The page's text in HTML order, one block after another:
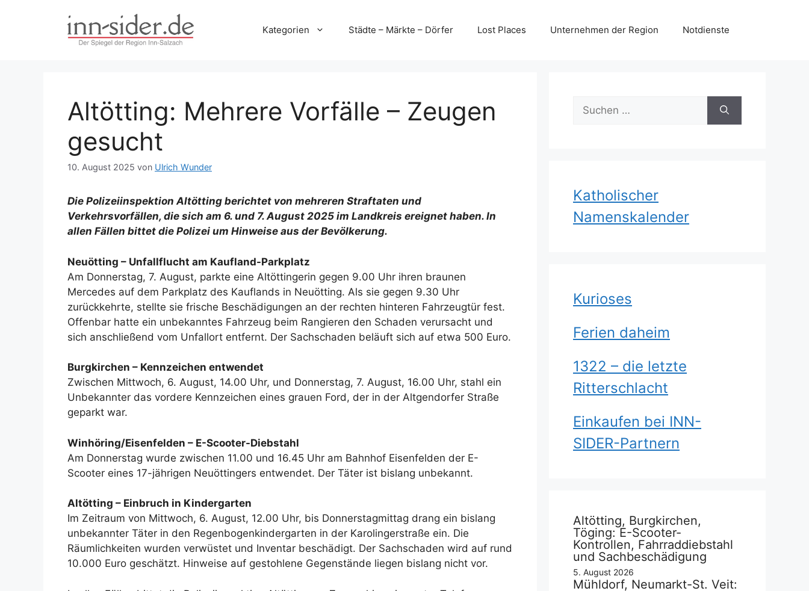
Kategorien Städte – Märkte – Dörfer Lost Places Unternehmen der Region Notdienste
Altötting: Mehrere Vorfälle – Zeugen
gesucht
10. August 2025 von Ulrich Wunder
Die Polizeiinspektion Altötting berichtet von mehreren Straftaten und
Verkehrsvorfällen, die sich am 6. und 7. August 2025 im Landkreis ereignet haben. In
allen Fällen bittet die Polizei um Hinweise aus der Bevölkerung.
Neuötting – Unfallflucht am Kaufland-Parkplatz
Am Donnerstag, 7. August, parkte eine Altöttingerin gegen 9.00 Uhr ihren braunen
Mercedes auf dem Parkplatz des Kauflands in Neuötting. Als sie gegen 9.30 Uhr
zurückkehrte, stellte sie frische Beschädigungen an der rechten hinteren Fahrzeugtür fest.
Offenbar hatte ein unbekanntes Fahrzeug beim Rangieren den Schaden verursacht und
sich anschließend vom Unfallort entfernt. Der Sachschaden beläuft sich auf etwa 500 Euro.
Burgkirchen – Kennzeichen entwendet
Zwischen Mittwoch, 6. August, 14.00 Uhr, und Donnerstag, 7. August, 16.00 Uhr, stahl ein
Unbekannter das vordere Kennzeichen eines grauen Ford, der in der Altgendorfer Straße
geparkt war.
Winhöring/Eisenfelden – E-Scooter-Diebstahl
Am Donnerstag wurde zwischen 11.00 und 16.45 Uhr am Bahnhof Eisenfelden der E-
Scooter eines 17-jährigen Neuöttingers entwendet. Der Täter ist bislang unbekannt.
Altötting – Einbruch in Kindergarten
Im Zeitraum von Mittwoch, 6. August, 12.00 Uhr, bis Donnerstagmittag drang ein bislang
unbekannter Täter in den Regenbogenkindergarten in der Karolingerstraße ein. Die
Räumlichkeiten wurden verwüstet und Inventar beschädigt. Der Sachschaden wird auf rund
10.000 Euro geschätzt. Hinweise auf gestohlene Gegenstände liegen bislang nicht vor.
Suchen
nach:
Katholischer
Namenskalender
Kurioses
Ferien daheim
1322 – die letzte
Ritterschlacht
Einkaufen bei INN-
SIDER-Partnern
Altötting, Burgkirchen,
Töging: E-Scooter-
Kontrollen, Fahrraddiebstahl
und Sachbeschädigung
5. August 2026
Mühldorf, Neumarkt-St. Veit: